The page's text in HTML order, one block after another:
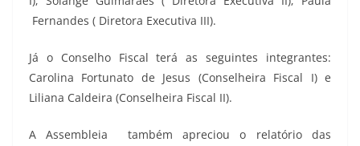
Fernandes ( Diretora Executiva III).
Já o Conselho Fiscal terá as seguintes integrantes:
Carolina Fortunato de Jesus (Conselheira Fiscal I) e
Liliana Caldeira (Conselheira Fiscal II).
A Assembleia também apreciou o relatório das